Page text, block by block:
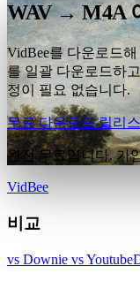
WAV → M4A
VidBee를 다운로드
를 일괄 다운로드하
정이 필요 없습니다.
무료 다운로드릴리
완전 무료입니다. 가
VidBee
비교
vs Downie vs